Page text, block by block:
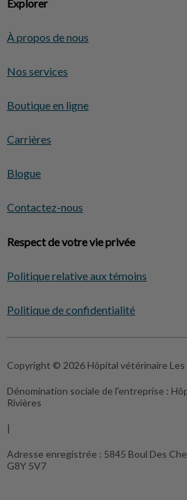
Explorer
À propos de nous
Nos services
Boutique en ligne
Carrières
Blogue
Contactez-nous
Respect de votre vie privée
Politique relative aux témoins
Politique de confidentialité
Copyright © 2026 Hôpital vétérinaire Les
Dénomination sociale de l'entreprise :
Rivières
|
Adresse enregistrée : 5845 Boul Des
G8Y 5V7